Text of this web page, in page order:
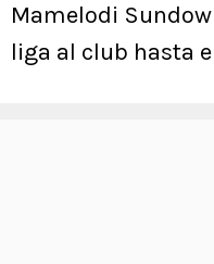
Mamelodi
liga al club hasta